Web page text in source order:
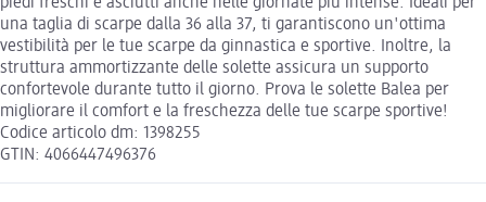
una taglia di scarpe dalla 36 alla 37, ti garantiscono un'ottima
vestibilità per le tue scarpe da ginnastica e sportive. Inoltre, la
struttura ammortizzante delle solette assicura un supporto
confortevole durante tutto il giorno. Prova le solette Balea per
migliorare il comfort e la freschezza delle tue scarpe sportive!
Codice articolo dm: 1398255
GTIN: 4066447496376